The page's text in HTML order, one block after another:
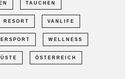
TAUCHEN
RESORT VANLIFE
WELLNESS
ÖSTERREICH